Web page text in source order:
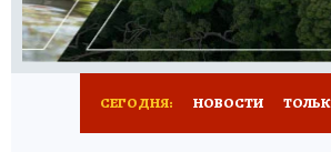
СЕГОДНЯ: НОВОСТИ